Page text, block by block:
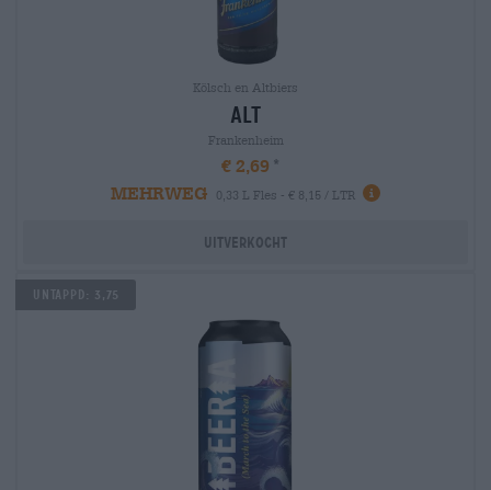
Kölsch en Altbiers
alt
Frankenheim
€ 2,69
MEHRWEG
0,33 L Fles - € 8,15 / LTR
Uitverkocht
Untappd: 3,75